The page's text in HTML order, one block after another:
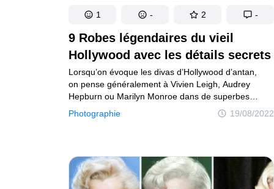
9 Robes légendaires du vieil
Hollywood avec les détails secrets
Photographie 19/08/2022
Lorsqu’on évoque les divas d’Hollywood d’antan,
on pense généralement à Vivien Leigh, Audrey
Hepburn ou Marilyn Monroe dans de superbes
robes. Les robes scintillantes des beautés étaient
généralement créées par des designers de sociétés
du monde entier. Et chacune de ces robes a une
histoire à raconter et certaines ont même leurs
propres secrets.
1 - 2 -